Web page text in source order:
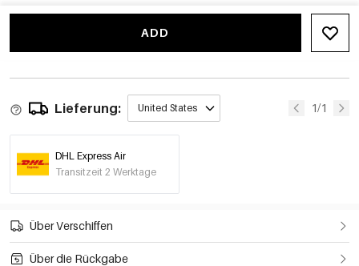
ADD
Lieferung: United States 1/1
DHL Express Air
Transitzeit 2 Werktage
Über Verschiffen
Über die Rückgabe